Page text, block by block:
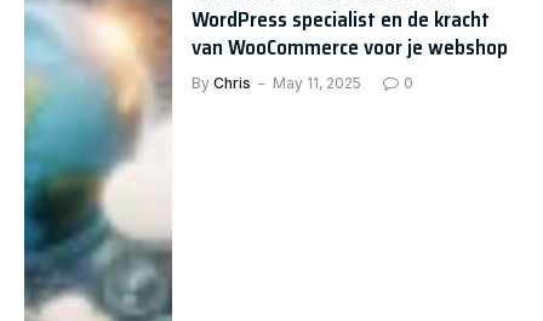
WordPress specialist en de kracht
van WooCommerce voor je webshop
By Chris May 11, 2025 0